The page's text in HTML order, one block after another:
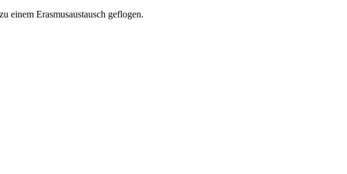
einem Erasmusaustausch geflogen.